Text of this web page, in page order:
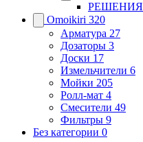
Omoikiri 320
Арматура 27
Дозаторы 3
Доски 17
Измельчители 6
Мойки 205
Ролл-мат 4
Смесители 49
Фильтры 9
Без категории 0